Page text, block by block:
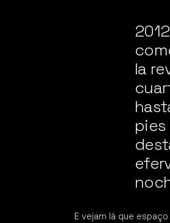
la
E vejam lá que